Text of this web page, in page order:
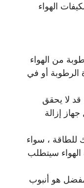
الهواء
من الهواء
الرطوبة أو في
قد لا يحقق
إزالة
للطاقة ، سواء
سيتطلب
هو أنبوب